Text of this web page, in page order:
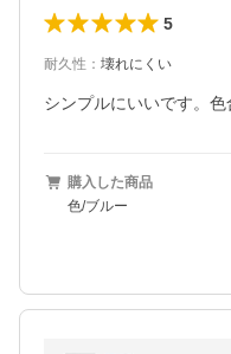
5
耐久性 ： 壊れにくい
シンプルにいいです。
購入した商品
色/ブルー